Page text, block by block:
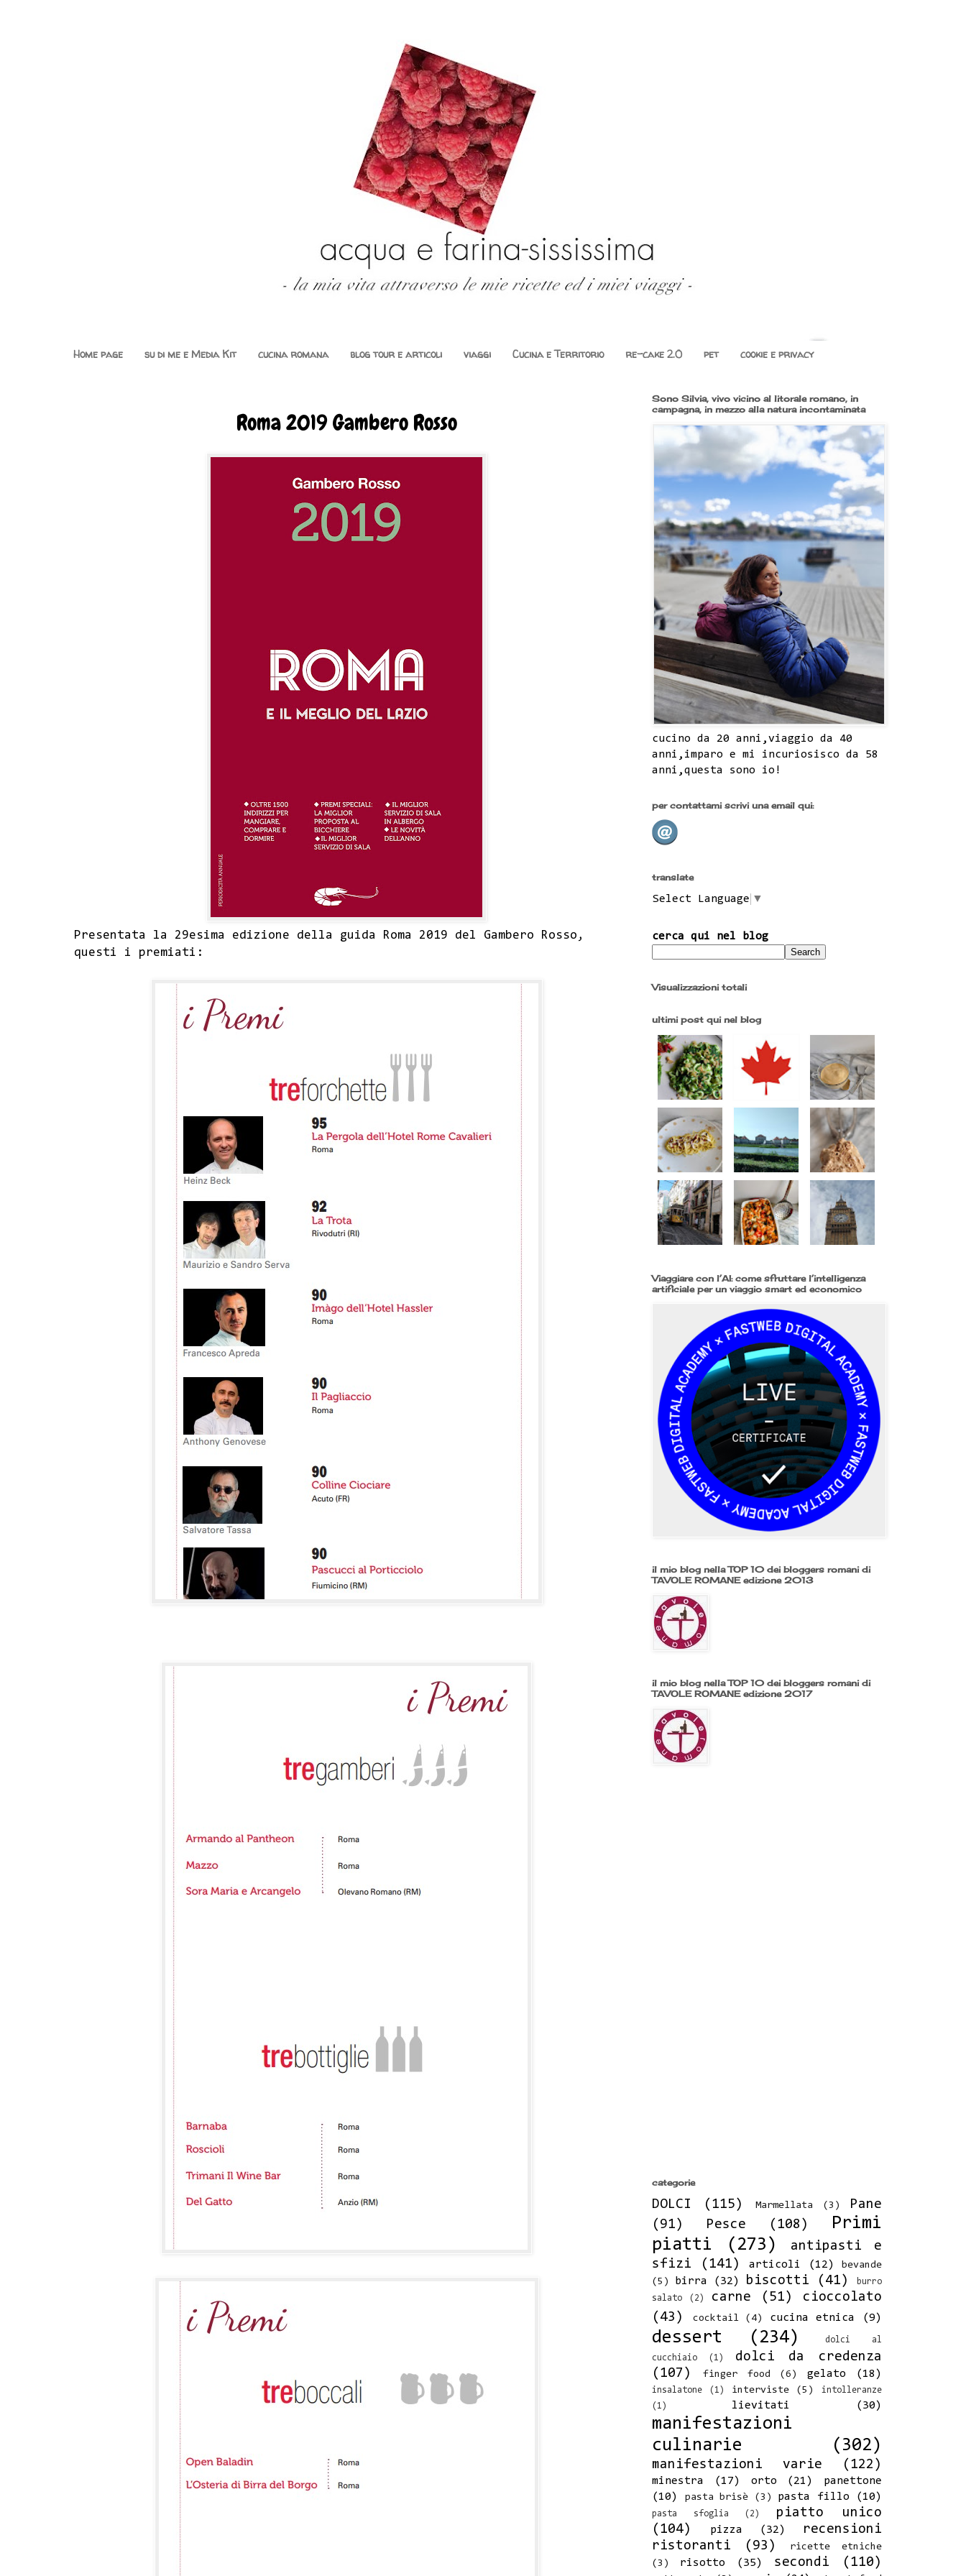
Home page su di me e Media Kit cucina romana blog tour e articoli viaggi Cucina e Territorio re-cake 2.0 pet cookie e privacy
Roma 2019 Gambero Rosso
Presentata la 29esima edizione della guida Roma 2019 del Gambero Rosso,
questi i premiati:
Sono Silvia, vivo vicino al litorale romano, in
campagna, in mezzo alla natura incontaminata
cucino da 20 anni,viaggio da 40
anni,imparo e mi incuriosisco da 58
anni,questa sono io!
per contattami scrivi una email qui:
translate
Select Language ▼
cerca qui nel blog
Visualizzazioni totali
ultimi post qui nel blog
Viaggiare con l’AI: come sfruttare l’intelligenza
artificiale per un viaggio smart ed economico
il mio blog nella TOP 10 dei bloggers romani di
TAVOLE ROMANE edizione 2013
il mio blog nella TOP 10 dei bloggers romani di
TAVOLE ROMANE edizione 2017
categorie
DOLCI (115) Marmellata (3)
Pane
(91)
Pesce (108)
Primi
piatti
(273)
antipasti e
sfizi
(141) articoli (12)
bevande
(5)
birra (32) biscotti (41)
burro
salato
(2) carne (51)
cioccolato
(43)
cocktail (4) cucina etnica (9)
dessert (234)
dolci al
cucchiaio
(1)
dolci da credenza
(107)
finger food (6) gelato (18)
insalatone (1) interviste (5)
intolleranze
(1)
lievitati (30)
manifestazioni
culinarie
(302)
manifestazioni varie (122)
minestra (17) orto (21)
panettone
(10)
pasta brisè (3) pasta fillo (10)
pasta sfoglia (2)
piatto unico
(104)
pizza (32)
recensioni
ristoranti
(93)
ricette etniche
(3)
risotto (35) secondi (110)